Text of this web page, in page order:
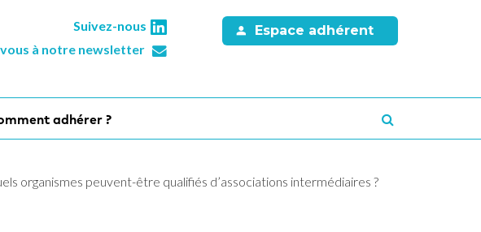
Suivez-nous
à notre newsletter
Espace adhérent
adhérer ?
organismes peuvent-être qualifiés d’associations intermédiaires ?